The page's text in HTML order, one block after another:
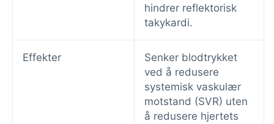
hindrer reflektorisk
takykardi.
Effekter
Senker blodtrykket
ved å redusere
systemisk vaskulær
motstand (SVR) uten
å redusere hjertets